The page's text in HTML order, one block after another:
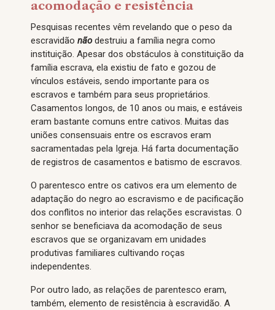
acomodação e resistência
Pesquisas recentes vêm revelando que o peso da
escravidão nãodestruiu a família negra como
instituição. Apesar dos obstáculos à constituição da
família escrava, ela existiu de fato e gozou de
vínculos estáveis, sendo importante para os
escravos e também para seus proprietários.
Casamentos longos, de 10 anos ou mais, e estáveis
eram bastante comuns entre cativos. Muitas das
uniões consensuais entre os escravos eram
sacramentadas pela Igreja. Há farta documentação
de registros de casamentos e batismo de escravos.
O parentesco entre os cativos era um elemento de
adaptação do negro ao escravismo e de pacificação
dos conflitos no interior das relações escravistas. O
senhor se beneficiava da acomodação de seus
escravos que se organizavam em unidades
produtivas familiares cultivando roças
independentes.
Por outro lado, as relações de parentesco eram,
também, elemento de resistência à escravidão. A